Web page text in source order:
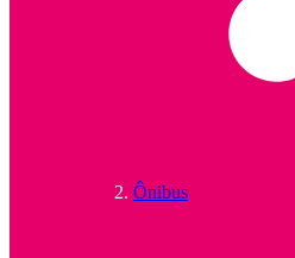
Ônibus